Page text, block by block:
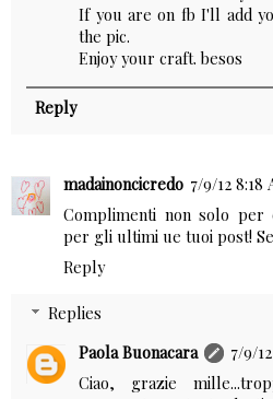
If you are on fb I'll add
the pic.
Enjoy your craft. besos
Reply
madainoncicredo 7/9/12 8:18
Complimenti non solo per
per gli ultimi ue tuoi post!
Reply
Replies
Paola Buonacara
7/9/
Ciao, grazie